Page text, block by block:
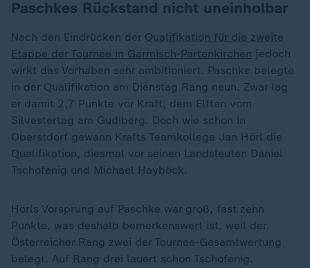
Paschkes Rückstand nicht uneinholbar
Nach den Eindrücken der Qualifikation für die zweite
Etappe der Tournee in Garmisch-Partenkirchen jedoch
wirkt das Vorhaben sehr ambitioniert. Paschke belegte
in der Qualifikation am Dienstag Rang neun. Zwar lag
er damit 2,7 Punkte vor Kraft, dem Elften vom
Silvestertag am Gudiberg. Doch wie schon in
Oberstdorf gewann Krafts Teamkollege Jan Hörl die
Qualifikation, diesmal vor seinen Landsleuten Daniel
Tschofenig und Michael Hayböck.
Hörls Vorsprung auf Paschke war groß, fast zehn
Punkte, was deshalb bemerkenswert ist, weil der
Österreicher Rang zwei der Tournee-Gesamtwertung
belegt. Auf Rang drei lauert schon Tschofenig.